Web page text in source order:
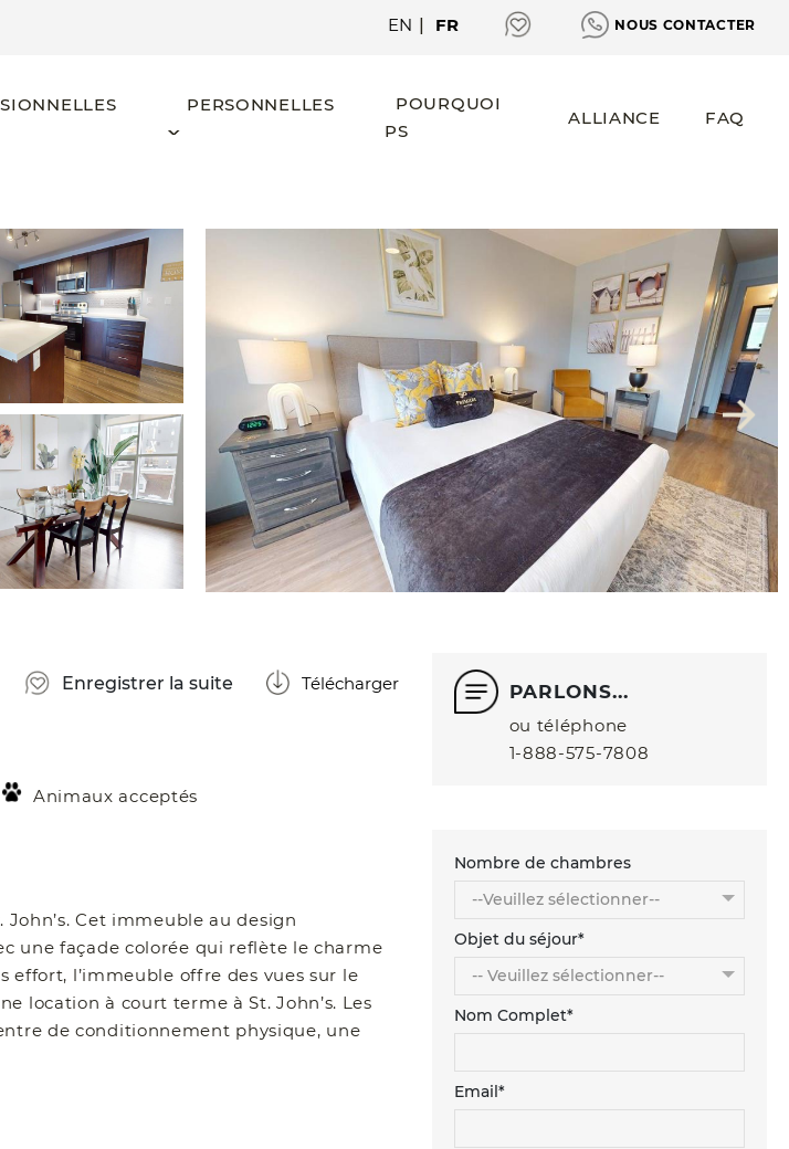
EN | FR NOUS CONTACTER
PERSONNELLES
POURQUOI
PS
ALLIANCE FAQ
Enregistrer la suite Télécharger
Animaux acceptés
Cet immeuble au design
une façade colorée qui reflète le charme
effort, l’immeuble offre des vues sur le
location à court terme à St. John’s. Les
de conditionnement physique, une
PARLONS...
ou téléphone
1‑888‑575‑7808
Nombre de chambres
Objet du séjour*
Nom Complet*
Email*